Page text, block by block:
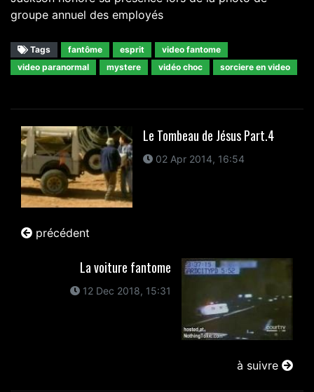
groupe annuel des employés
Tags fantôme esprit
video fantome
video paranormal
mystere vidéo choc sorciere en video
Le Tombeau de Jésus Part.4
02 Apr 2014, 16:54
précédent
La voiture fantome
12 Dec 2018, 15:31
à suivre